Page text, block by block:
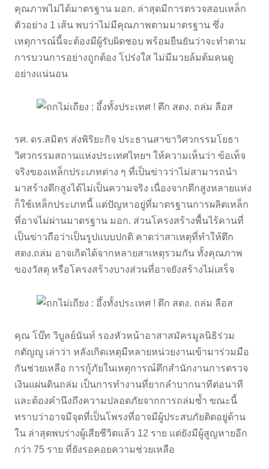
คุณภาพไม่ได้มาตรฐาน มอก. ล่าสุดมีการตรวจสอบเหล็ก
ตัวอย่าง 1 เส้น พบว่าไม่มีคุณภาพตามมาตรฐาน ซึ่ง
เหตุการณ์นี้จะต้องมีผู้รับผิดชอบ พร้อมยืนยันว่าจะทำตาม
การบวนการอย่างถูกต้อง โปร่งใส ไม่มีมวยล้มต้มคนดู
อย่างแน่นอน
รศ. ดร.สมิตร ส่งพิริยะกิจ ประธานสาขาวิศวกรรมโยธา
วิศวกรรมสถานแห่งประเทศไทยฯ ให้ความเห็นว่า ข้อเท็จ
จริงของเหล็กประเภทต่าง ๆ ที่เป็นข่าวว่าไม่สามารถนำ
มาสร้างตึกสูงได้ไม่เป็นความจริง เนื่องจากตึกสูงหลายแห่ง
ก็ใช้เหล็กประเภทนี้ แต่ปัญหาอยู่ที่มาตรฐานการผลิตเหล็ก
ที่อาจไม่ผ่านมาตรฐาน มอก. ส่วนโครงสร้างพื้นไร้คานที่
เป็นข่าวถือว่าเป็นรูปแบบปกติ คาดว่าสาเหตุที่ทำให้ตึก
สตง.ถล่ม อาจเกิดได้จากหลายสาเหตุรวมกัน ทั้งคุณภาพ
ของวัสดุ หรือโครงสร้างบางส่วนที่อาจยังสร้างไม่เสร็จ
คุณ โบ๊ท วิบูลย์นันท์ รองหัวหน้าอาสาสมัครมูลนิธิร่วม
กตัญญู เล่าว่า หลังเกิดเหตุมีหลายหน่วยงานเข้ามาร่วมมือ
กันช่วยเหลือ การกู้ภัยในเหตุการณ์ตึกสำนักงานการตรวจ
เงินแผ่นดินถล่ม เป็นการทำงานที่ยากลำบากนาทีต่อนาที
และต้องคำนึงถึงความปลอดภัยจากการถล่มซ้ำ ขณะนี้
ทราบว่าอาจมีจุดที่เป็นโพรงที่อาจมีผู้ประสบภัยติดอยู่ด้าน
ใน ล่าสุดพบร่างผู้เสียชีวิตแล้ว 12 ราย แต่ยังมีผู้สูญหายอีก
กว่า 75 ราย ที่ยังรอคอยความช่วยเหลือ